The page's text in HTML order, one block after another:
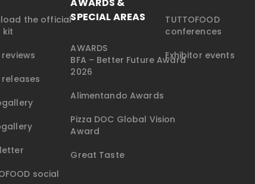
the official
kit
reviews
releases
social
AWARDS &
SPECIAL AREAS
AWARDS
BFA – Better Future Award
2026
Alimentando Awards
Pizza DOC Global Vision
Award
Great Taste
TUTTOFOOD
conferences
Exhibitor events